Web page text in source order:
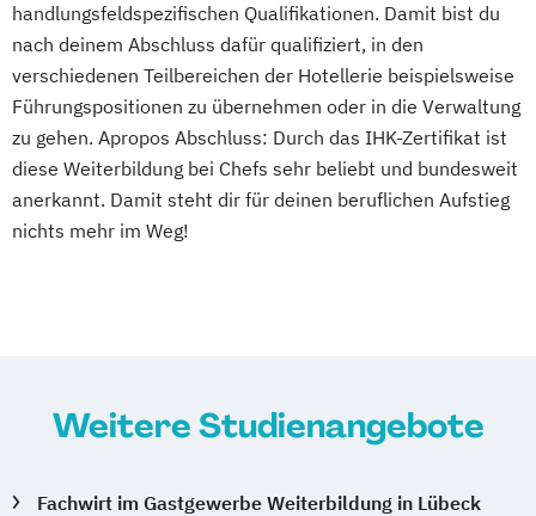
handlungsfeldspezifischen Qualifikationen. Damit bist du
nach deinem Abschluss dafür qualifiziert, in den
verschiedenen Teilbereichen der Hotellerie beispielsweise
Führungspositionen zu übernehmen oder in die Verwaltung
zu gehen. Apropos Abschluss: Durch das IHK-Zertifikat ist
diese Weiterbildung bei Chefs sehr beliebt und bundesweit
anerkannt. Damit steht dir für deinen beruflichen Aufstieg
nichts mehr im Weg!
Weitere Studienangebote
Fachwirt im Gastgewerbe Weiterbildung in Lübeck